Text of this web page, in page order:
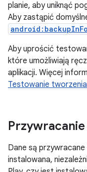
planie, aby uniknąć
Aby zastąpić
Aby uprościć
które umożliwiają
aplikacji. Więcej
Testowanie
Dane są
instalowana,